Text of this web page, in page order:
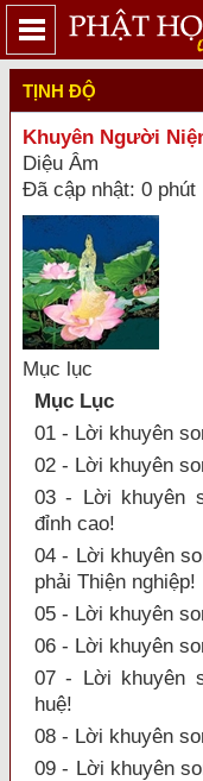
TỊNH ĐỘ
Khuyên Người
Diệu Âm
Đã cập nhật: 0 phút
Mục lục
Mục Lục
01 - Lời khuyên
02 - Lời khuyên
03 - Lời khuyên
đỉnh cao!
04 - Lời khuyên
phải Thiện nghiệp!
05 - Lời khuyên
06 - Lời khuyên
07 - Lời khuyên
huệ!
08 - Lời khuyên
09 - Lời khuyên